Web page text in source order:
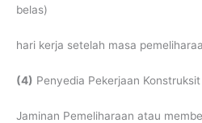
belas)
hari kerja setelah masa
(4) Penyedia Pekerjaan
Jaminan Pemeliharaan atau